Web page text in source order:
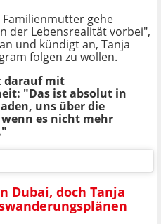
gehe
der Lebensrealität vorbei",
und kündigt an, Tanja
folgen zu wollen.
darauf mit
"Das ist absolut in
uns über die
es nicht mehr
Dubai, doch Tanja